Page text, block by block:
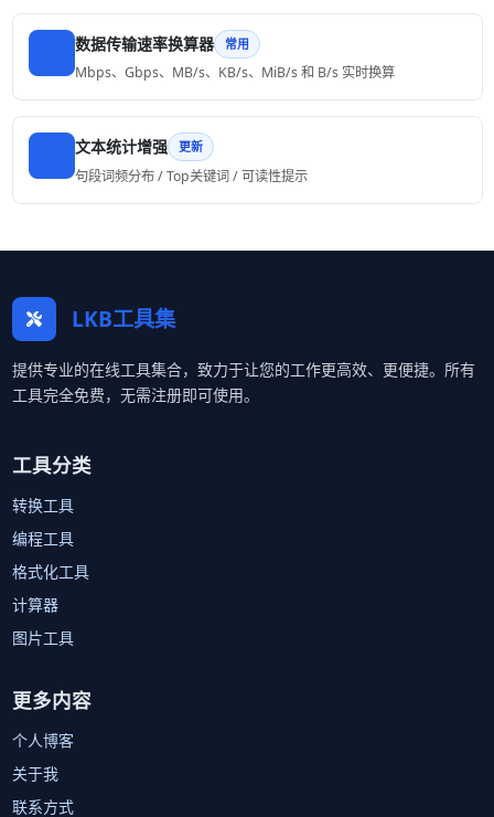
数据传输速率换算器 常用
Mbps、Gbps、MB/s、KB/s、MiB/s 和 B/s 实时换算
文本统计增强 更新
句段词频分布 / Top关键词 / 可读性提示
LKB工具集
提供专业的在线工具集合，致力于让您的工作更高效、更便捷。所有
工具完全免费，无需注册即可使用。
工具分类
转换工具
编程工具
格式化工具
计算器
图片工具
更多内容
个人博客
关于我
联系方式